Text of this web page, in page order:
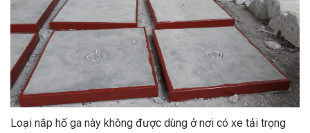
Loại nắp hố ga này không được dùng ở nơi có xe tải trọng